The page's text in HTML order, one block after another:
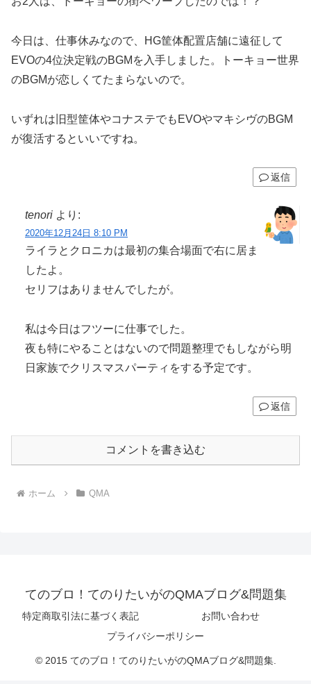
今日は、仕事休みなので、HG筐体配置店舗に遠征して
EVOの4位決定戦のBGMを入手しました。トーキョー世界
のBGMが恋しくてたまらないので。
いずれは旧型筐体やコナステでもEVOやマキシヴのBGM
が復活するといいですね。
返信
tenori より:
2020年12月24日 8:10 PM
ライラとクロニカは最初の集合場面で右に居ま
したよ。
セリフはありませんでしたが。
私は今日はフツーに仕事でした。
夜も特にやることはないので問題整理でもしながら明
日家族でクリスマスパーティをする予定です。
返信
コメントを書き込む
ホーム QMA
てのブロ！てのりたいがのQMAブログ&問題集
特定商取引法に基づく表記
お問い合わせ
プライバシーポリシー
© 2015 てのブロ！てのりたいがのQMAブログ&問題集.